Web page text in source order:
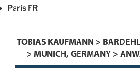
Paris FR
TOBIAS KAUFMANN >
> MUNICH, GERMANY >